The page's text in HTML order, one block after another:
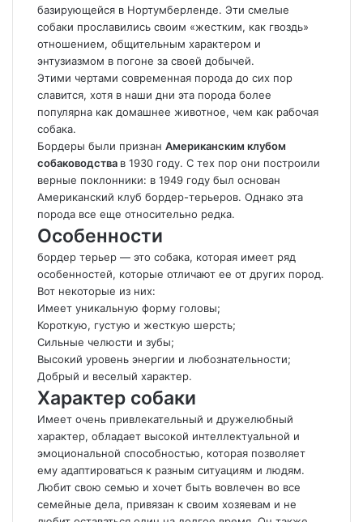
базирующейся в Нортумберленде. Эти смелые
собаки прославились своим «жестким, как гвоздь»
отношением, общительным характером и
энтузиазмом в погоне за своей добычей.
Этими чертами современная порода до сих пор
славится, хотя в наши дни эта порода более
популярна как домашнее животное, чем как рабочая
собака.
Бордеры были признан Американским клубом
собаководства в 1930 году. С тех пор они построили
верные поклонники: в 1949 году был основан
Американский клуб бордер-терьеров. Однако эта
порода все еще относительно редка.
Особенности
бордер терьер — это собака, которая имеет ряд
особенностей, которые отличают ее от других пород.
Вот некоторые из них:
Имеет уникальную форму головы;
Короткую, густую и жесткую шерсть;
Сильные челюсти и зубы;
Высокий уровень энергии и любознательности;
Добрый и веселый характер.
Характер собаки
Имеет очень привлекательный и дружелюбный
характер, обладает высокой интеллектуальной и
эмоциональной способностью, которая позволяет
ему адаптироваться к разным ситуациям и людям.
Любит свою семью и хочет быть вовлечен во все
семейные дела, привязан к своим хозяевам и не